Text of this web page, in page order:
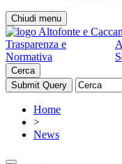
Chiudi menu
Trasparenza e
Normativa
Cerca
Home
>
News